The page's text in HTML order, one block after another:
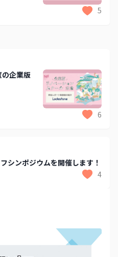
5
企業版
6
シンポジウムを開催します！
4